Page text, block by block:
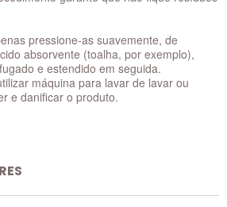
pressione-as suavemente, de
absorvente (toalha, por exemplo),
e estendido em seguida.
máquina para lavar de lavar ou
e danificar o produto.